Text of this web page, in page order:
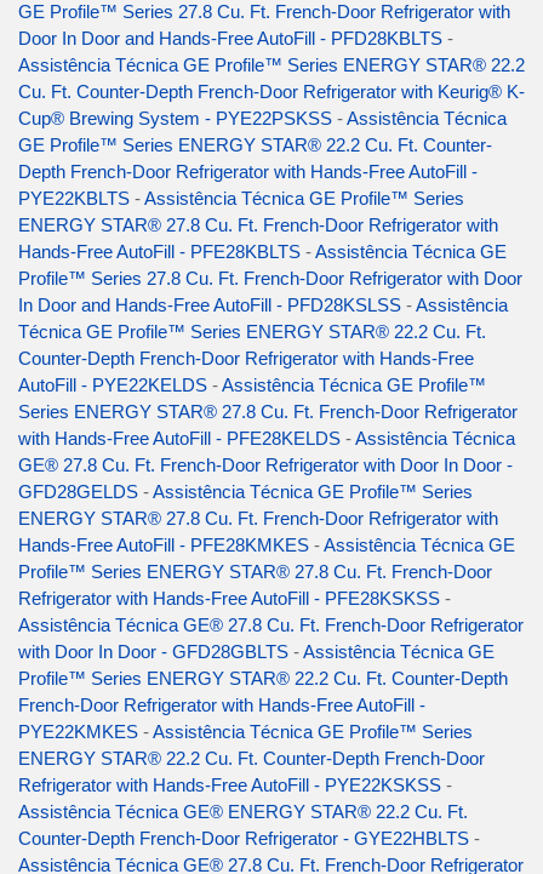
GE Profile™ Series 27.8 Cu. Ft. French-Door Refrigerator with
Door In Door and Hands-Free AutoFill - PFD28KBLTS -
Assistência Técnica GE Profile™ Series ENERGY STAR® 22.2
Cu. Ft. Counter-Depth French-Door Refrigerator with Keurig® K-
Cup® Brewing System - PYE22PSKSS -Assistência Técnica
GE Profile™ Series ENERGY STAR® 22.2 Cu. Ft. Counter-
Depth French-Door Refrigerator with Hands-Free AutoFill -
PYE22KBLTS -Assistência Técnica GE Profile™ Series
ENERGY STAR® 27.8 Cu. Ft. French-Door Refrigerator with
Hands-Free AutoFill - PFE28KBLTS -Assistência Técnica GE
Profile™ Series 27.8 Cu. Ft. French-Door Refrigerator with Door
In Door and Hands-Free AutoFill - PFD28KSLSS -Assistência
Técnica GE Profile™ Series ENERGY STAR® 22.2 Cu. Ft.
Counter-Depth French-Door Refrigerator with Hands-Free
AutoFill - PYE22KELDS -Assistência Técnica GE Profile™
Series ENERGY STAR® 27.8 Cu. Ft. French-Door Refrigerator
with Hands-Free AutoFill - PFE28KELDS -Assistência Técnica
GE® 27.8 Cu. Ft. French-Door Refrigerator with Door In Door -
GFD28GELDS -Assistência Técnica GE Profile™ Series
ENERGY STAR® 27.8 Cu. Ft. French-Door Refrigerator with
Hands-Free AutoFill - PFE28KMKES -Assistência Técnica GE
Profile™ Series ENERGY STAR® 27.8 Cu. Ft. French-Door
Refrigerator with Hands-Free AutoFill - PFE28KSKSS -
Assistência Técnica GE® 27.8 Cu. Ft. French-Door Refrigerator
with Door In Door - GFD28GBLTS -Assistência Técnica GE
Profile™ Series ENERGY STAR® 22.2 Cu. Ft. Counter-Depth
French-Door Refrigerator with Hands-Free AutoFill -
PYE22KMKES -Assistência Técnica GE Profile™ Series
ENERGY STAR® 22.2 Cu. Ft. Counter-Depth French-Door
Refrigerator with Hands-Free AutoFill - PYE22KSKSS -
Assistência Técnica GE® ENERGY STAR® 22.2 Cu. Ft.
Counter-Depth French-Door Refrigerator - GYE22HBLTS -
Assistência Técnica GE® 27.8 Cu. Ft. French-Door Refrigerator